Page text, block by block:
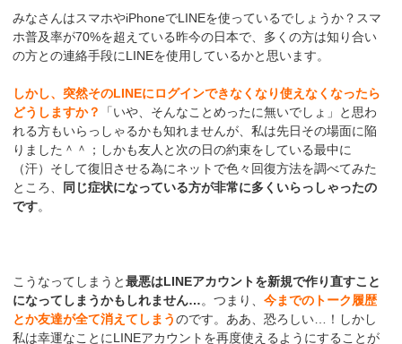
みなさんはスマホやiPhoneでLINEを使っているでしょうか？スマ
ホ普及率が70%を超えている昨今の日本で、多くの方は知り合い
の方との連絡手段にLINEを使用しているかと思います。
しかし、突然そのLINEにログインできなくなり使えなくなったら
どうしますか？
「いや、そんなことめったに無いでしょ」と思わ
れる方もいらっしゃるかも知れませんが、私は先日その場面に陥
りました＾＾；しかも友人と次の日の約束をしている最中に
（汗）そして復旧させる為にネットで色々回復方法を調べてみた
ところ、 同じ症状になっている方が非常に多くいらっしゃったの
です。
こうなってしまうと最悪はLINEアカウントを新規で作り直すこと
になってしまうかもしれません…。つまり、今までのトーク履歴
とか友達が全て消えてしまうのです。ああ、恐ろしい…！しかし
私は幸運なことにLINEアカウントを再度使えるようにすることが